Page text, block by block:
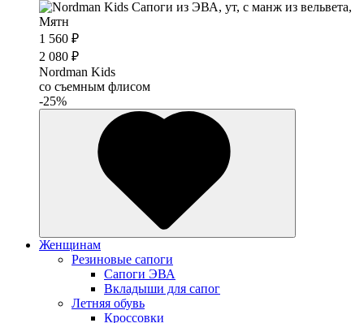
1 560 ₽
2 080 ₽
Nordman Kids
со съемным флисом
-25%
Женщинам
Резиновые сапоги
Cапоги ЭВА
Вкладыши для сапог
Летняя обувь
Кроссовки